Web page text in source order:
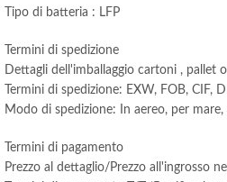
Tipo di batteria : LFP
Termini di spedizione
Dettagli dell'imballaggio cartoni , pallet
Termini di spedizione: EXW, FOB, CIF,
Modo di spedizione: In aereo, per mare,
Termini di pagamento
Prezzo al dettaglio/Prezzo all'ingrosso